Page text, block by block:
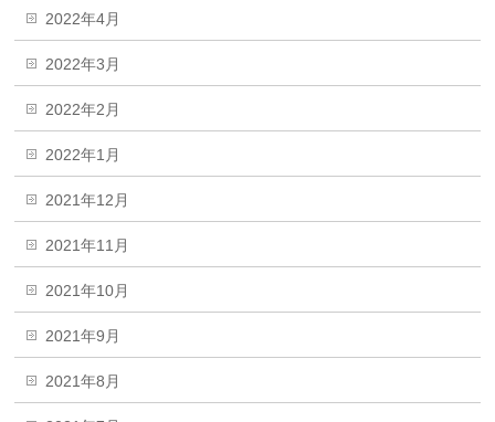
2022年4月
2022年3月
2022年2月
2022年1月
2021年12月
2021年11月
2021年10月
2021年9月
2021年8月